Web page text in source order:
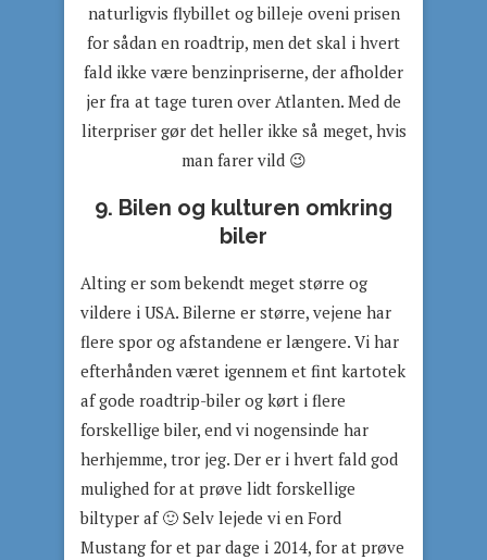
naturligvis flybillet og billeje oveni prisen
for sådan en roadtrip, men det skal i hvert
fald ikke være benzinpriserne, der afholder
jer fra at tage turen over Atlanten. Med de
literpriser gør det heller ikke så meget, hvis
man farer vild 😉
9. Bilen og kulturen omkring
biler
Alting er som bekendt meget større og
vildere i USA. Bilerne er større, vejene har
flere spor og afstandene er længere. Vi har
efterhånden været igennem et fint kartotek
af gode roadtrip-biler og kørt i flere
forskellige biler, end vi nogensinde har
herhjemme, tror jeg. Der er i hvert fald god
mulighed for at prøve lidt forskellige
biltyper af 🙂 Selv lejede vi en Ford
Mustang for et par dage i 2014, for at prøve